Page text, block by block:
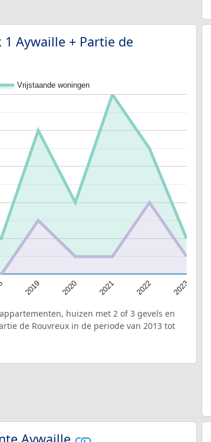
Aywaille + Partie de
Vrijstaande woningen
2019 2020 2021 2022 2023
huizen met 2 of 3 gevels en
de Rouvreux in de periode van 2013 tot
Aywaille